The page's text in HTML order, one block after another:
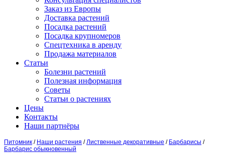
Заказ из Европы
Доставка растений
Посадка растений
Посадка крупномеров
Спецтехника в аренду
Продажа материалов
Статьи
Болезни растений
Полезная информация
Советы
Статьи о растениях
Цены
Контакты
Наши партнёры
Питомник / Наши растения /Лиственные декоративные / Барбарисы /
Барбарис обыкновенный